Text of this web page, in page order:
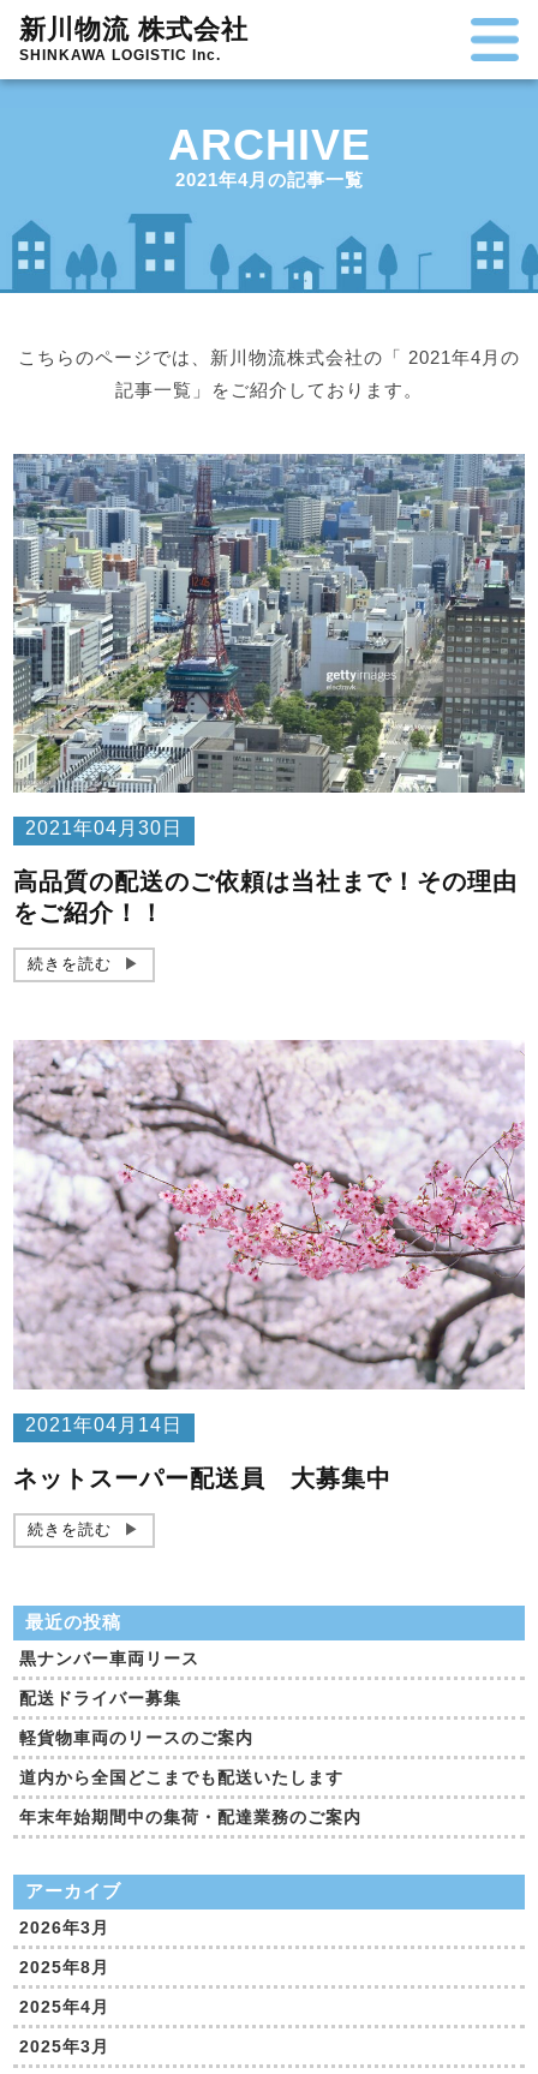
新川物流 株式会社
SHINKAWA LOGISTIC Inc.
ARCHIVE
2021年4月の記事一覧
こちらのページでは、新川物流株式会社の「 2021年4月の
記事一覧」をご紹介しております。
2021年04月30日
高品質の配送のご依頼は当社まで！その理由
をご紹介！！
続きを読む
2021年04月14日
ネットスーパー配送員 大募集中
続きを読む
最近の投稿
黒ナンバー車両リース
配送ドライバー募集
軽貨物車両のリースのご案内
道内から全国どこまでも配送いたします
年末年始期間中の集荷・配達業務のご案内
アーカイブ
2026年3月
2025年8月
2025年4月
2025年3月